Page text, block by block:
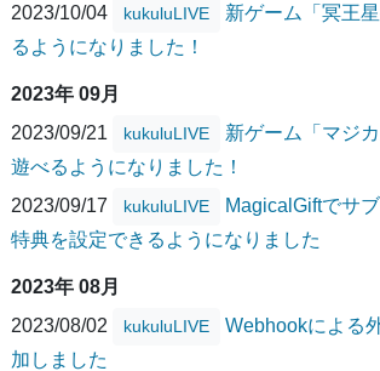
2023/10/04
kukuluLIVE
新ゲーム「冥王
るようになりました！
2023年 09月
2023/09/21
kukuluLIVE
新ゲーム「マジ
遊べるようになりました！
2023/09/17
kukuluLIVE
MagicalGiftでサ
特典を設定できるようになりました
2023年 08月
2023/08/02
kukuluLIVE
Webhookによる
加しました